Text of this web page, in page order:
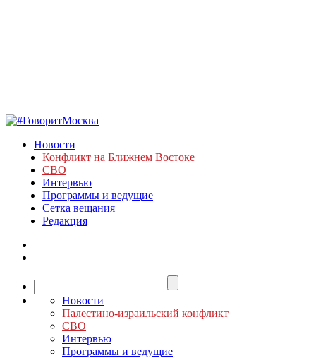
Новости
Конфликт на Ближнем Востоке
СВО
Интервью
Программы и ведущие
Сетка вещания
Редакция
Новости
Палестино-израильский конфликт
СВО
Интервью
Программы и ведущие